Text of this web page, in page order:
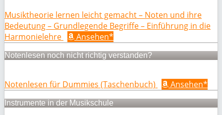
Musiktheorie lernen leicht gemacht – Noten und ihre
Bedeutung – Grundlegende Begriffe – Einführung in die
Harmonielehre
Ansehen*
Notenlesen noch nicht richtig verstanden?
Notenlesen für Dummies (Taschenbuch) Ansehen*
Instrumente in der Musikschule